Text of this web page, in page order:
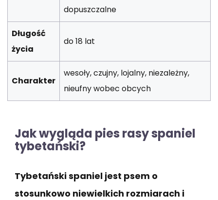
dopuszczalne
Długość
życia
do 18 lat
Charakter
wesoły, czujny, lojalny, niezależny,
nieufny wobec obcych
Jak wygląda pies rasy spaniel
tybetański?
Tybetański spaniel jest psem o
stosunkowo niewielkich rozmiarach i